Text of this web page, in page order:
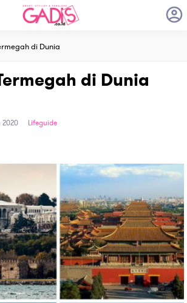
di Dunia
di Dunia
2020 Lifeguide